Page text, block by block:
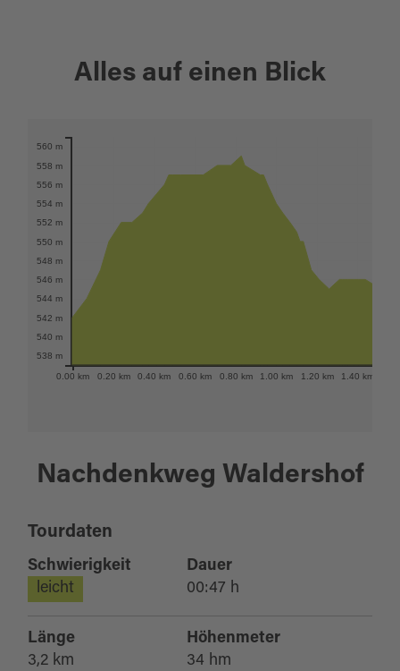
Alles auf einen Blick
0.00 km 0.20 km 0.40 km 0.60 km 0.80 km 1.00 km 1.20 km 1.40 km
538 m
540 m
542 m
544 m
546 m
548 m
550 m
552 m
554 m
556 m
558 m
560 m
Nachdenkweg Waldershof
Tourdaten
Schwierigkeit
leicht
Dauer
00:47 h
Länge
3,2 km
Höhenmeter
34 hm